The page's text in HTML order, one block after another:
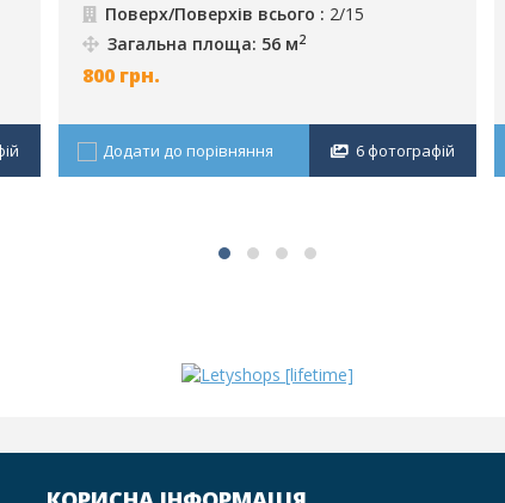
Поверх/Поверхів всього : 2/15
Загальна площа: 56 м2
800 грн.
Додати до порівняння 6 фотографій